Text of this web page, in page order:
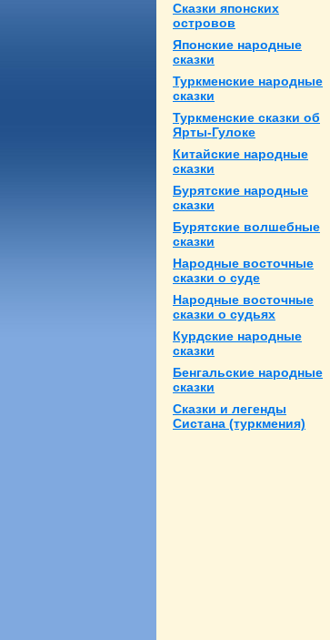
Сказки японских
островов
Японские нaродные
сказки
Туркменские нaродные
сказки
Туркменские сказки об
Ярты-Гулоке
Китайские нaродные
сказки
Бурятские нaродные
сказки
Бурятские волшебные
сказки
Народные восточные
сказки о суде
Народные восточные
сказки о судьях
Курдские нaродные
сказки
Бенгальские нaродные
сказки
Сказки и легенды
Систанa (туркмения)